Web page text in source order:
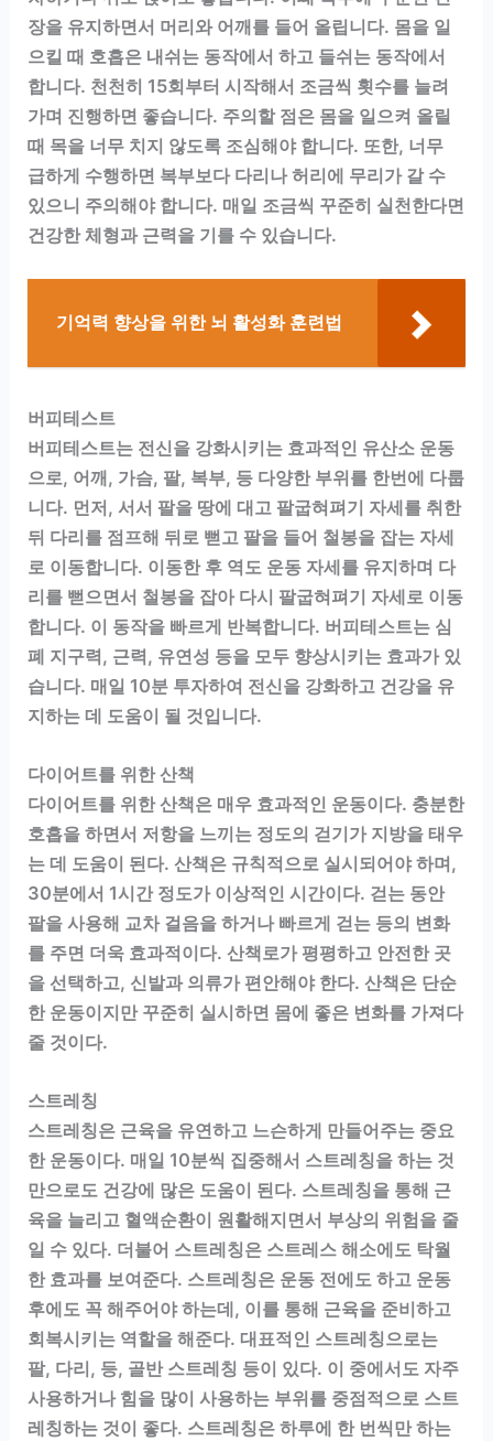
장을 유지하면서 머리와 어깨를 들어 올립니다. 몸을 일
으킬 때 호흡은 내쉬는 동작에서 하고 들쉬는 동작에서
합니다. 천천히 15회부터 시작해서 조금씩 횟수를 늘려
가며 진행하면 좋습니다. 주의할 점은 몸을 일으켜 올릴
때 목을 너무 치지 않도록 조심해야 합니다. 또한, 너무
급하게 수행하면 복부보다 다리나 허리에 무리가 갈 수
있으니 주의해야 합니다. 매일 조금씩 꾸준히 실천한다면
건강한 체형과 근력을 기를 수 있습니다.
기억력 향상을 위한 뇌 활성화 훈련법
버피테스트
버피테스트는 전신을 강화시키는 효과적인 유산소 운동
으로, 어깨, 가슴, 팔, 복부, 등 다양한 부위를 한번에 다룹
니다. 먼저, 서서 팔을 땅에 대고 팔굽혀펴기 자세를 취한
뒤 다리를 점프해 뒤로 뻗고 팔을 들어 철봉을 잡는 자세
로 이동합니다. 이동한 후 역도 운동 자세를 유지하며 다
리를 뻗으면서 철봉을 잡아 다시 팔굽혀펴기 자세로 이동
합니다. 이 동작을 빠르게 반복합니다. 버피테스트는 심
폐 지구력, 근력, 유연성 등을 모두 향상시키는 효과가 있
습니다. 매일 10분 투자하여 전신을 강화하고 건강을 유
지하는 데 도움이 될 것입니다.
다이어트를 위한 산책
다이어트를 위한 산책은 매우 효과적인 운동이다. 충분한
호흡을 하면서 저항을 느끼는 정도의 걷기가 지방을 태우
는 데 도움이 된다. 산책은 규칙적으로 실시되어야 하며,
30분에서 1시간 정도가 이상적인 시간이다. 걷는 동안
팔을 사용해 교차 걸음을 하거나 빠르게 걷는 등의 변화
를 주면 더욱 효과적이다. 산책로가 평평하고 안전한 곳
을 선택하고, 신발과 의류가 편안해야 한다. 산책은 단순
한 운동이지만 꾸준히 실시하면 몸에 좋은 변화를 가져다
줄 것이다.
스트레칭
스트레칭은 근육을 유연하고 느슨하게 만들어주는 중요
한 운동이다. 매일 10분씩 집중해서 스트레칭을 하는 것
만으로도 건강에 많은 도움이 된다. 스트레칭을 통해 근
육을 늘리고 혈액순환이 원활해지면서 부상의 위험을 줄
일 수 있다. 더불어 스트레칭은 스트레스 해소에도 탁월
한 효과를 보여준다. 스트레칭은 운동 전에도 하고 운동
후에도 꼭 해주어야 하는데, 이를 통해 근육을 준비하고
회복시키는 역할을 해준다. 대표적인 스트레칭으로는
팔, 다리, 등, 골반 스트레칭 등이 있다. 이 중에서도 자주
사용하거나 힘을 많이 사용하는 부위를 중점적으로 스트
레칭하는 것이 좋다. 스트레칭은 하루에 한 번씩만 하는